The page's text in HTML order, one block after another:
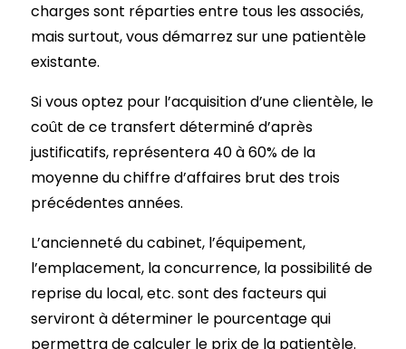
charges sont réparties entre tous les associés,
mais surtout, vous démarrez sur une patientèle
existante.
Si vous optez pour l’acquisition d’une clientèle, le
coût de ce transfert déterminé d’après
justificatifs, représentera 40 à 60% de la
moyenne du chiffre d’affaires brut des trois
précédentes années.
L’ancienneté du cabinet, l’équipement,
l’emplacement, la concurrence, la possibilité de
reprise du local, etc. sont des facteurs qui
serviront à déterminer le pourcentage qui
permettra de calculer le prix de la patientèle.